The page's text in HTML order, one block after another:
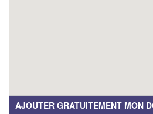
AJOUTER GRATUITEMENT MON